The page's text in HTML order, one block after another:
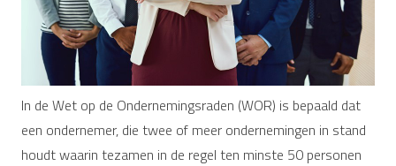
In de Wet op de Ondernemingsraden (WOR) is bepaald dat
een ondernemer, die twee of meer ondernemingen in stand
houdt waarin tezamen in de regel ten minste 50 personen